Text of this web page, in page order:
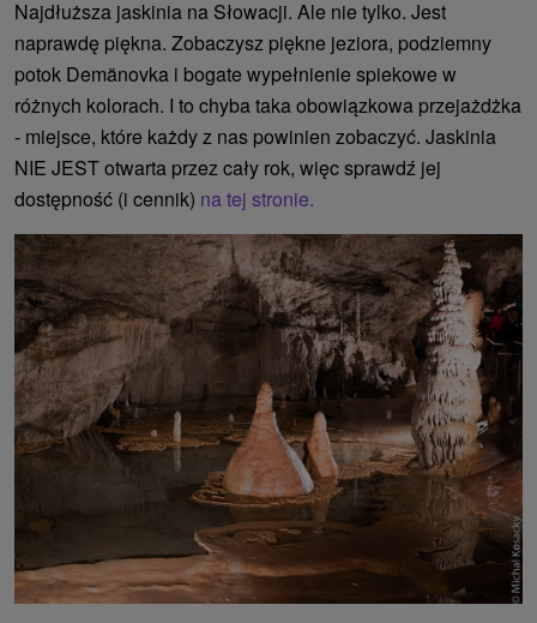
Najdłuższa jaskinia na Słowacji. Ale nie tylko. Jest
naprawdę piękna. Zobaczysz piękne jeziora, podziemny
potok Demänovka i bogate wypełnienie spiekowe w
różnych kolorach. I to chyba taka obowiązkowa przejażdżka
- miejsce, które każdy z nas powinien zobaczyć. Jaskinia
NIE JEST otwarta przez cały rok, więc sprawdź jej
dostępność (i cennik) na tej stronie.